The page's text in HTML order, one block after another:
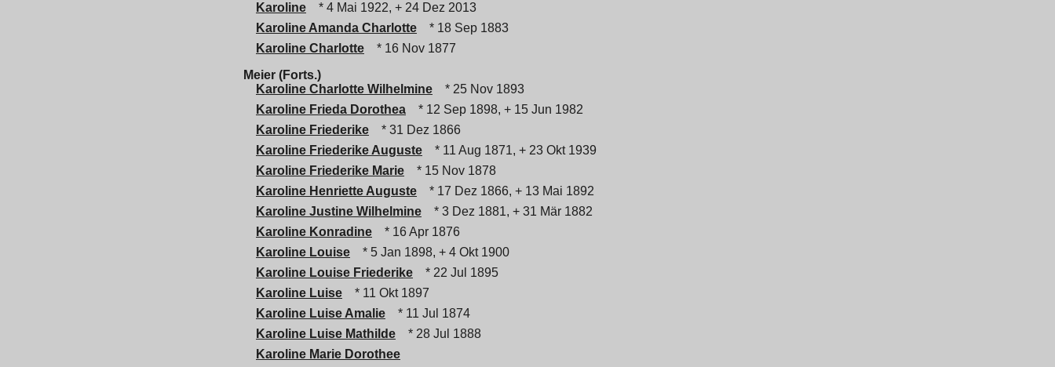
Karoline
* 4 Mai 1922, + 24 Dez 2013
Karoline Amanda Charlotte
* 18 Sep 1883
Karoline Charlotte
* 16 Nov 1877
Meier (Forts.)
Karoline Charlotte Wilhelmine
* 25 Nov 1893
Karoline Frieda Dorothea
* 12 Sep 1898, + 15 Jun 1982
Karoline Friederike
* 31 Dez 1866
Karoline Friederike Auguste
* 11 Aug 1871, + 23 Okt 1939
Karoline Friederike Marie
* 15 Nov 1878
Karoline Henriette Auguste
* 17 Dez 1866, + 13 Mai 1892
Karoline Justine Wilhelmine
* 3 Dez 1881, + 31 Mär 1882
Karoline Konradine
* 16 Apr 1876
Karoline Louise
* 5 Jan 1898, + 4 Okt 1900
Karoline Louise Friederike
* 22 Jul 1895
Karoline Luise
* 11 Okt 1897
Karoline Luise Amalie
* 11 Jul 1874
Karoline Luise Mathilde
* 28 Jul 1888
Karoline Marie Dorothee